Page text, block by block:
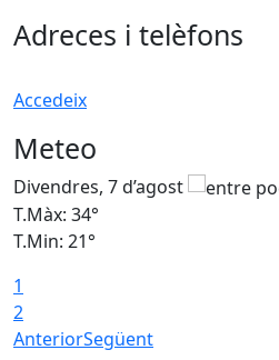
Adreces i telèfons
Accedeix
Meteo
Divendres, 7 d’agost
T.Màx: 34°
T.Min: 21°
1
2
AnteriorSegüent